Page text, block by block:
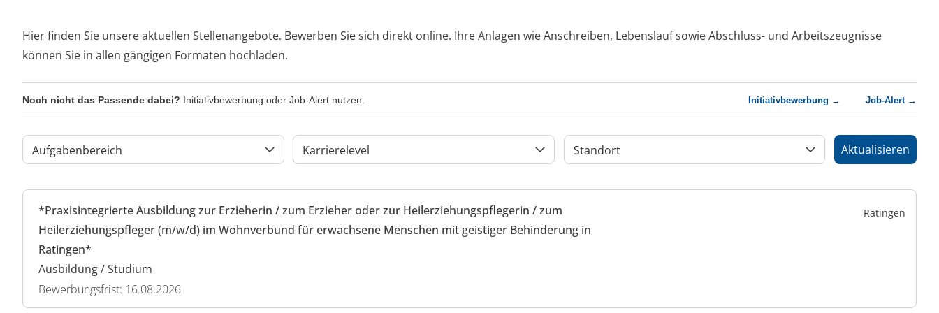
Hier finden Sie unsere aktuellen Stellenangebote. Bewerben Sie sich direkt online. Ihre Anlagen wie Anschreiben, Lebenslauf sowie Abschluss- und Arbeitszeugnisse
können Sie in allen gängigen Formaten hochladen.
Noch nicht das Passende dabei? Initiativbewerbung oder Job-Alert nutzen. Initiativbewerbung → Job-Alert →
Aufgabenbereich Karrierelevel Standort Aktualisieren
*Praxisintegrierte Ausbildung zur Erzieherin / zum Erzieher oder zur Heilerziehungspflegerin / zum
Heilerziehungspfleger (m/w/d) im Wohnverbund für erwachsene Menschen mit geistiger Behinderung in
Ratingen*
Ausbildung / Studium
Bewerbungsfrist: 16.08.2026
Ratingen